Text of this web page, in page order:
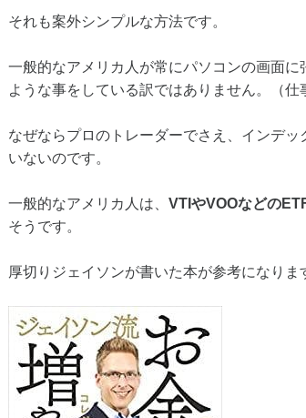
それも案外シンプルな方法です。
一般的なアメリカ人が常にパソコンの画面
ような事をしている訳ではありません。（仕
なぜならプロのトレーダーでさえ、インデ
いないのです。
一般的なアメリカ人は、 VTIやVOOなどの
そうです。
厚切りジェイソンが書いた本が参考になりま